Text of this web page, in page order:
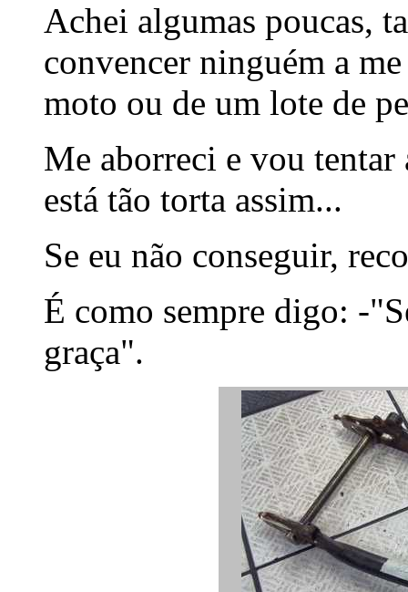
Achei algumas poucas,
convencer ninguém a
moto ou de um lote de
Me aborreci e vou
está tão torta assim...
Se eu não conseguir,
É como sempre digo: -
graça".